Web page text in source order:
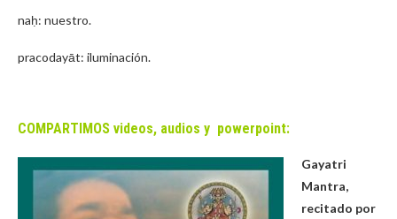
naḥ: nuestro.
pracodayāt: iluminación.
COMPARTIMOS videos, audios y powerpoint:
Gayatri
Mantra,
recitado por